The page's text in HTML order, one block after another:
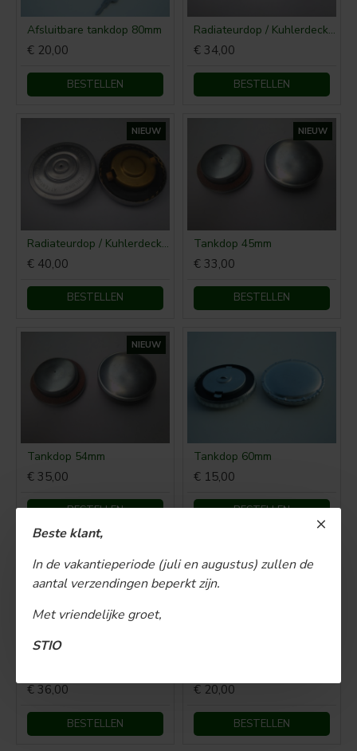
Beste klant,
In de vakantieperiode (juli en augustus) zullen de
aantal verzendingen beperkt zijn.
Met vriendelijke groet,
STIO
Afsluitbare tankdop 80mm
€ 20,00
BESTELLEN
Radiateurdop / Kuhlerdeckel IHC 50mm
€ 34,00
BESTELLEN
NIEUW
Radiateurdop / Kuhlerdeckel IHC McCormick 60mm
€ 40,00
BESTELLEN
NIEUW
Tankdop 45mm
€ 33,00
BESTELLEN
NIEUW
Tankdop 54mm
€ 35,00
BESTELLEN
Tankdop 60mm
€ 15,00
BESTELLEN
NIEUW
€ 36,00
BESTELLEN
€ 20,00
BESTELLEN